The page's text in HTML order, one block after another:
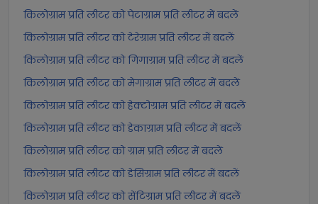
किलोग्राम प्रति लीटर को पेटाग्राम प्रति लीटर में बदलें
किलोग्राम प्रति लीटर को टेरेग्राम प्रति लीटर में बदलें
किलोग्राम प्रति लीटर को गिगाग्राम प्रति लीटर में बदलें
किलोग्राम प्रति लीटर को मेगाग्राम प्रति लीटर में बदलें
किलोग्राम प्रति लीटर को हेक्टोग्राम प्रति लीटर में बदलें
किलोग्राम प्रति लीटर को डेकाग्राम प्रति लीटर में बदलें
किलोग्राम प्रति लीटर को ग्राम प्रति लीटर में बदलें
किलोग्राम प्रति लीटर को डेसिग्राम प्रति लीटर में बदलें
किलोग्राम प्रति लीटर को सेंटिग्राम प्रति लीटर में बदलें